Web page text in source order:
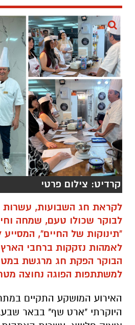
קרדיט: צילום פרטי
לקראת חג השבועות, עשרות
לבוקר שכולו טעם, שמחה
"תינוקות של החיים", המסייע
לאמהות נזקקות ברחבי
הבוקר הפקת חג מרגשת
למשתתפות הפוגה נחוצה
האירוע המושקע התקיים
היוקרתי "ארט שף" בבאר